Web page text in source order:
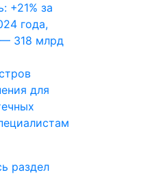
+21% за
года,
318 млрд
для